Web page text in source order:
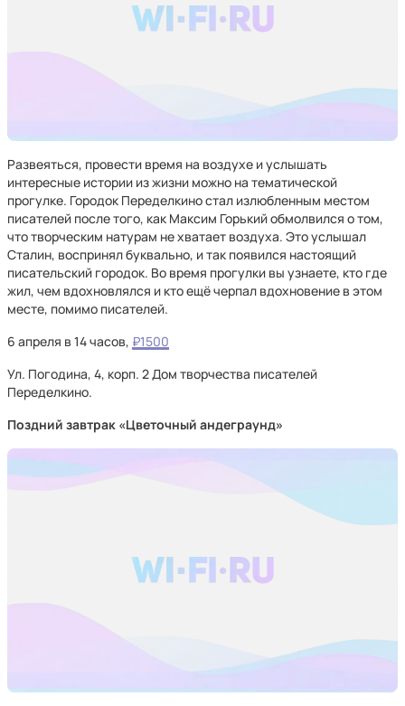
Развеяться, провести время на воздухе и услышать
интересные истории из жизни можно на тематической
прогулке. Городок Переделкино стал излюбленным местом
писателей после того, как Максим Горький обмолвился о том,
что творческим натурам не хватает воздуха. Это услышал
Сталин, воспринял буквально, и так появился настоящий
писательский городок. Во время прогулки вы узнаете, кто где
жил, чем вдохновлялся и кто ещё черпал вдохновение в этом
месте, помимо писателей.
6 апреля в 14 часов, ₽1500
Ул. Погодина, 4, корп. 2 Дом творчества писателей
Переделкино.
Поздний завтрак «Цветочный андеграунд»